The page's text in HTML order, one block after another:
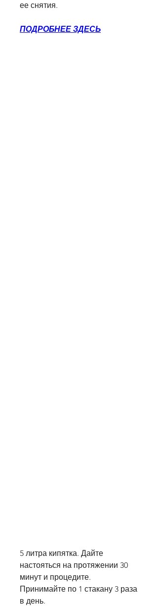
ее снятия.
ПОДРОБНЕЕ ЗДЕСЬ
5 литра кипятка. Дайте
настояться на протяжении 30
минут и процедите.
Принимайте по 1 стакану 3 раза
в день.